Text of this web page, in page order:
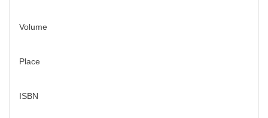
Volume
Place
ISBN